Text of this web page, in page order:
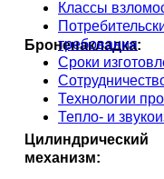
Классы
требования
Сроки
Технологии
Тепло- и
Броненакладка:
Цилиндрический
механизм: